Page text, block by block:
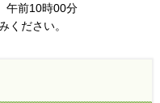
午前10時00分
ください。